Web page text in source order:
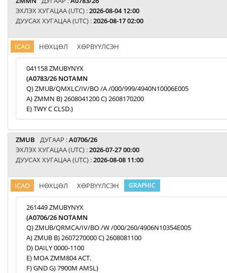
ЭХЛЭХ ХУГАЦАА (UTC) :2026-08-04 12:00
ДУУСАХ ХУГАЦАА (UTC) :2026-08-17 02:00
ICAO НӨХЦӨЛ ХӨРВҮҮЛСЭН
041158 ZMUBYNYX
(A0783/26 NOTAMN
Q) ZMUB/QMXLC/IV/BO /A /000/999/4940N10006E005
A) ZMMN B) 2608041200 C) 2608170200
E) TWY C CLSD.)
ZMUB ДУГААР :A0706/26
ЭХЛЭХ ХУГАЦАА (UTC) :2026-07-27 00:00
ДУУСАХ ХУГАЦАА (UTC) :2026-08-08 11:00
ICAO НӨХЦӨЛ ХӨРВҮҮЛСЭН GRAPHIC
261449 ZMUBYNYX
(A0706/26 NOTAMN
Q) ZMUB/QRMCA/IV/BO /W /000/260/4906N10354E005
A) ZMUB B) 2607270000 C) 2608081100
D) DAILY 0000-1100
E) MOA ZMM804 ACT.
F) GND G) 7900M AMSL)